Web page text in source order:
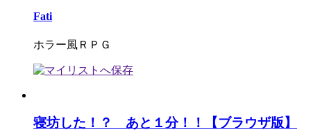
Fati
ホラー風ＲＰＧ
寝坊した！？ あと１分！！【ブラウザ版】